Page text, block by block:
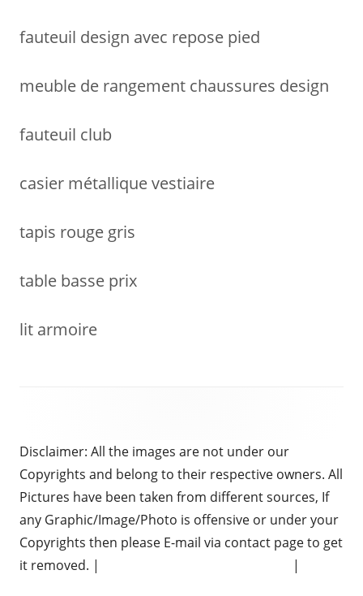
fauteuil design avec repose pied
meuble de rangement chaussures design
fauteuil club
casier métallique vestiaire
tapis rouge gris
table basse prix
lit armoire
Disclaimer: All the images are not under our
Copyrights and belong to their respective owners. All
Pictures have been taken from different sources, If
any Graphic/Image/Photo is offensive or under your
Copyrights then please E-mail via contact page to get
it removed. |
|